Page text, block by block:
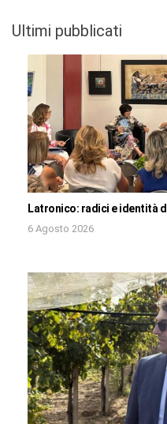
Ultimi pubblicati
Latronico: radici e identità
6 Agosto 2026